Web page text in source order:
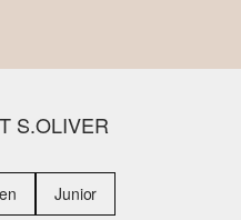
S.OLIVER
Junior